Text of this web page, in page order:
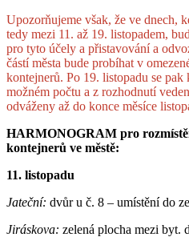
Upozorňujeme však, že ve dnech,
tedy mezi 11. až 19. listopadem,
pro tyto účely a přistavování a
částí města bude probíhat v
kontejnerů. Po 19. listopadu se
možném počtu a z rozhodnutí
odváženy až do konce měsíce
HARMONOGRAM pro
kontejnerů ve městě:
11. listopadu
Jateční: dvůr u č. 8 – umístění do
Jiráskova: zelená plocha mezi byt.